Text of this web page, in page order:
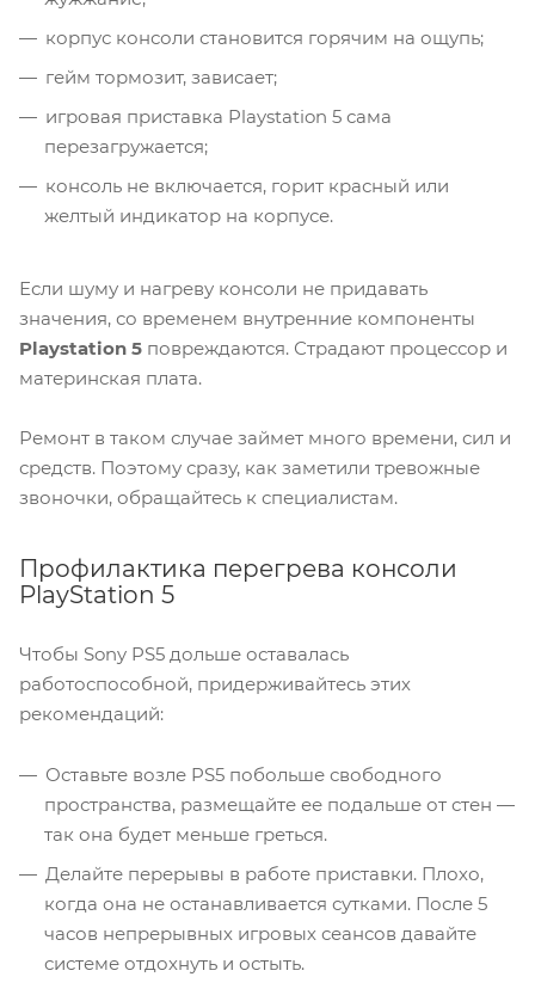
корпус консоли становится горячим на ощупь;
гейм тормозит, зависает;
игровая приставка Playstation 5 сама
перезагружается;
консоль не включается, горит красный или
желтый индикатор на корпусе.
Если шуму и нагреву консоли не придавать
значения, со временем внутренние компоненты
Playstation 5 повреждаются. Страдают процессор и
материнская плата.
Ремонт в таком случае займет много времени, сил и
средств. Поэтому сразу, как заметили тревожные
звоночки, обращайтесь к специалистам.
Профилактика перегрева консоли
PlayStation 5
Чтобы Sony PS5 дольше оставалась
работоспособной, придерживайтесь этих
рекомендаций:
Оставьте возле PS5 побольше свободного
пространства, размещайте ее подальше от стен —
так она будет меньше греться.
Делайте перерывы в работе приставки. Плохо,
когда она не останавливается сутками. После 5
часов непрерывных игровых сеансов давайте
системе отдохнуть и остыть.